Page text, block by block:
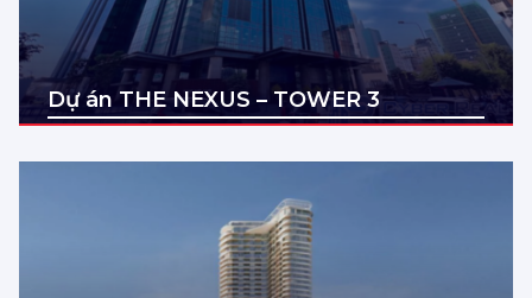
Dự án THE NEXUS – TOWER 3
Diện tích: 200,500,1000,2000m2